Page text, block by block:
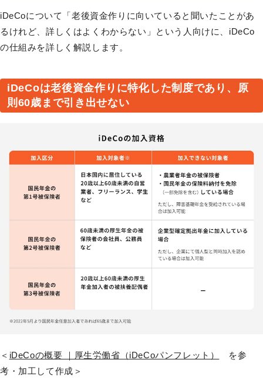
iDeCoについて「老後資金作りに向いていると聞いたことがあ
るけれど、詳しくはよくわからない」という人向けに、iDeCo
の仕組みを詳しく解説します。
iDeCoは老後資金作りに特化した制度であり、原
則60歳まで引き出せない
＜ iDeCoの概要 ｜厚生労働省（iDeCoパンフレット）
を参
考・加工して作成＞